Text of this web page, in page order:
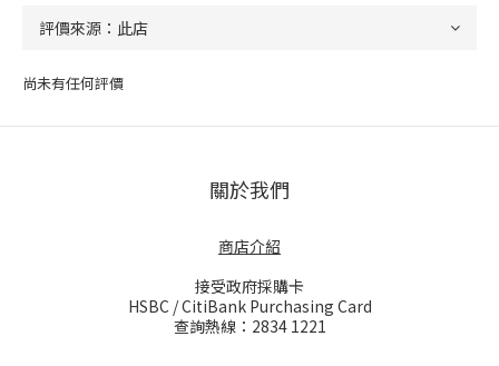
尚未有任何評價
關於我們
商店介紹
接受政府採購卡
HSBC / CitiBank Purchasing Card
查詢熱線：2834 1221